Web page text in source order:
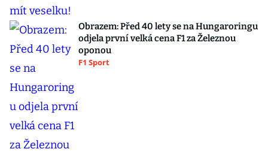
Obrazem: Před 40 lety se na Hungaroringu
odjela první velká cena F1 za Železnou
oponou
F1 Sport